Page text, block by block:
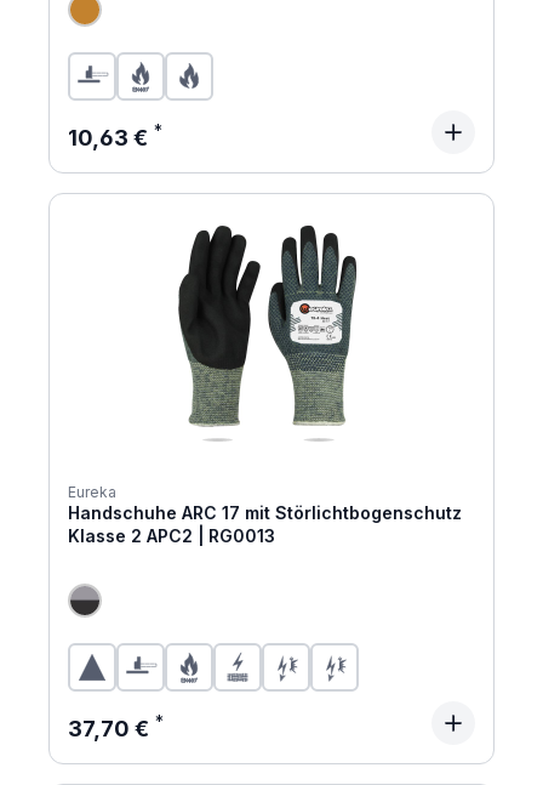
Regulärer Preis:
10,63 €
Eureka
Handschuhe ARC 17 mit Störlichtbogenschutz
Klasse 2 APC2 | RG0013
Regulärer Preis:
37,70 €